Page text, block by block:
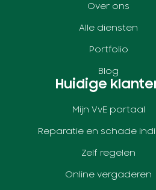
Over ons
Alle diensten
Portfolio
Blog
Huidige
Mijn VvE portaal
Reparatie en schade
Zelf regelen
Online vergaderen